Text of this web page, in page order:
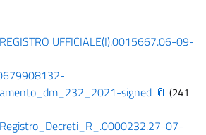
UFFICIALE(I).0015667.06-09-
signed
(241
07-